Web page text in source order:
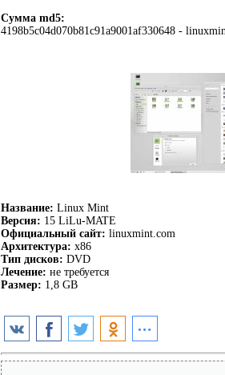
Сумма md5:
4198b5c04d070b81c91a9001af330648 -
Название: Linux Mint
Версия: 15 LiLu-MATE
Официальный сайт: linuxmint.com
Архитектура: x86
Тип дисков: DVD
Лечение: не требуется
Размер: 1,8 GB